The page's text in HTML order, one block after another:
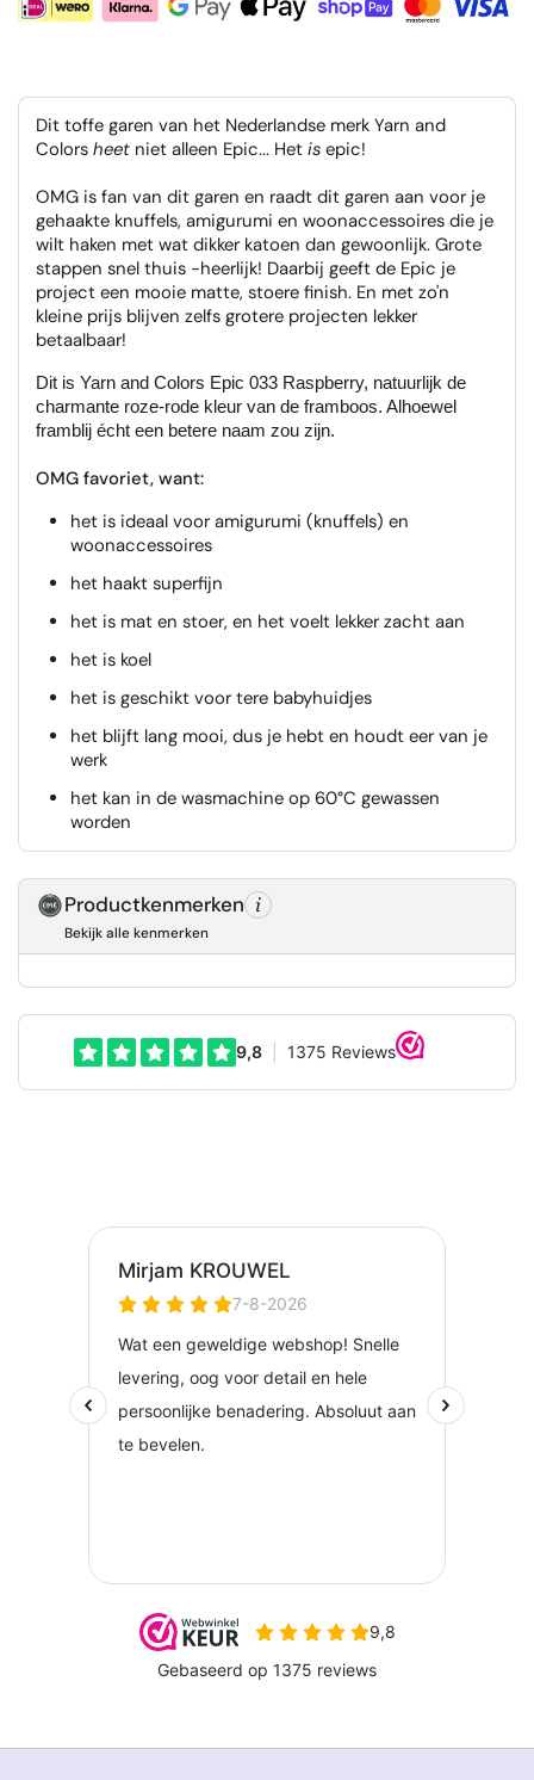
Dit toffe garen van het Nederlandse merk Yarn and
Colors heet niet alleen Epic... Het is epic!
OMG is fan van dit garen en raadt dit garen aan voor je
gehaakte knuffels, amigurumi en woonaccessoires die je
wilt haken met wat dikker katoen dan gewoonlijk. Grote
stappen snel thuis -heerlijk! Daarbij geeft de Epic je
project een mooie matte, stoere finish. En met zo'n
kleine prijs blijven zelfs grotere projecten lekker
betaalbaar!
Dit is Yarn and Colors Epic 033 Raspberry, natuurlijk de
charmante roze-rode kleur van de framboos. Alhoewel
framblij écht een betere naam zou zijn.
OMG favoriet, want:
het is ideaal voor amigurumi (knuffels) en
woonaccessoires
het haakt superfijn
het is mat en stoer, en het voelt lekker zacht aan
het is koel
het is geschikt voor tere babyhuidjes
het blijft lang mooi, dus je hebt en houdt eer van je
werk
het kan in de wasmachine op 60°C gewassen
worden
Productkenmerken
Bekijk alle kenmerken